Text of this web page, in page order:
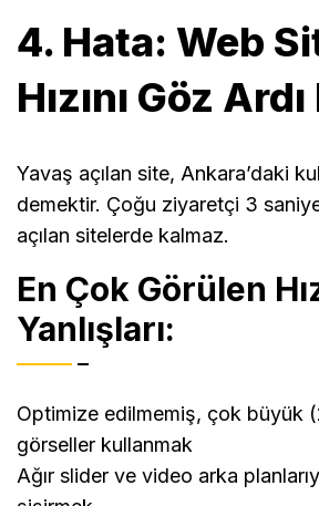
4. Hata: Web
Hızını Göz
Yavaş açılan site, Ankara’daki
demektir. Çoğu ziyaretçi 3
açılan sitelerde kalmaz.
En Çok Görülen
Yanlışları:
Optimize edilmemiş, çok büyük
görseller kullanmak
Ağır slider ve video arka